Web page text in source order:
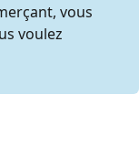
vous
voulez